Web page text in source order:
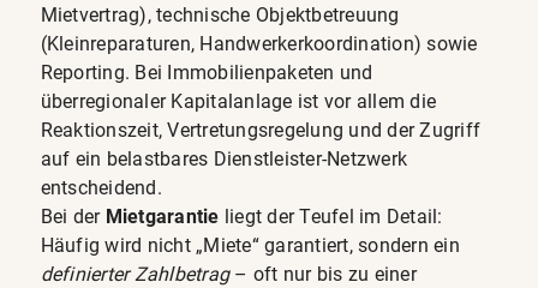
Mietvertrag), technische Objektbetreuung
(Kleinreparaturen, Handwerkerkoordination) sowie
Reporting. Bei Immobilienpaketen und
überregionaler Kapitalanlage ist vor allem die
Reaktionszeit, Vertretungsregelung und der Zugriff
auf ein belastbares Dienstleister-Netzwerk
entscheidend.
Bei der Mietgarantie liegt der Teufel im Detail:
Häufig wird nicht „Miete“ garantiert, sondern ein
definierter Zahlbetrag– oft nur bis zu einer